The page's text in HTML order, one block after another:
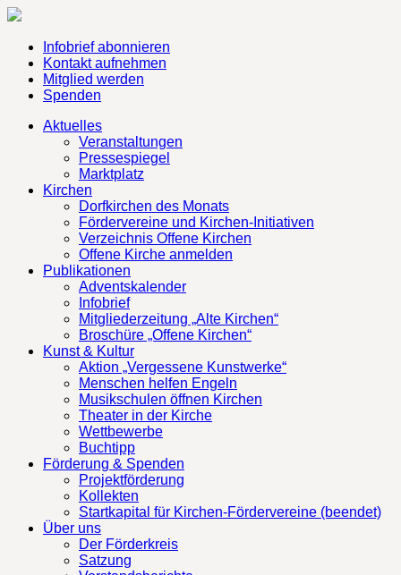
Infobrief abonnieren
Kontakt aufnehmen
Mitglied werden
Spenden
Aktuelles
Veranstaltungen
Pressespiegel
Marktplatz
Kirchen
Dorfkirchen des Monats
Fördervereine und Kirchen-Initiativen
Verzeichnis Offene Kirchen
Offene Kirche anmelden
Publikationen
Adventskalender
Infobrief
Mitgliederzeitung „Alte Kirchen“
Broschüre „Offene Kirchen“
Kunst & Kultur
Aktion „Vergessene Kunstwerke“
Menschen helfen Engeln
Musikschulen öffnen Kirchen
Theater in der Kirche
Wettbewerbe
Buchtipp
Förderung & Spenden
Projektförderung
Kollekten
Startkapital für Kirchen-Fördervereine (beendet)
Über uns
Der Förderkreis
Satzung